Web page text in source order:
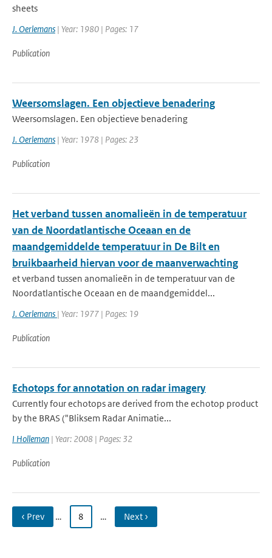
sheets
J. Oerlemans | Year: 1980 | Pages: 17
Publication
Weersomslagen. Een objectieve benadering
Weersomslagen. Een objectieve benadering
J. Oerlemans | Year: 1978 | Pages: 23
Publication
Het verband tussen anomalieën in de temperatuur
van de Noordatlantische Oceaan en de
maandgemiddelde temperatuur in De Bilt en
bruikbaarheid hiervan voor de maanverwachting
et verband tussen anomalieën in de temperatuur van de
Noordatlantische Oceaan en de maandgemiddel...
J. Oerlemans | Year: 1977 | Pages: 19
Publication
Echotops for annotation on radar imagery
Currently four echotops are derived from the echotop product
by the BRAS ("Bliksem Radar Animatie...
I Holleman | Year: 2008 | Pages: 32
Publication
‹ Prev … 8 … Next ›